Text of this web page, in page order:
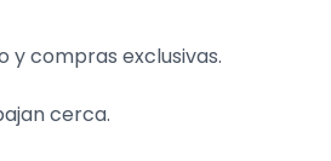
compras exclusivas.
cerca.